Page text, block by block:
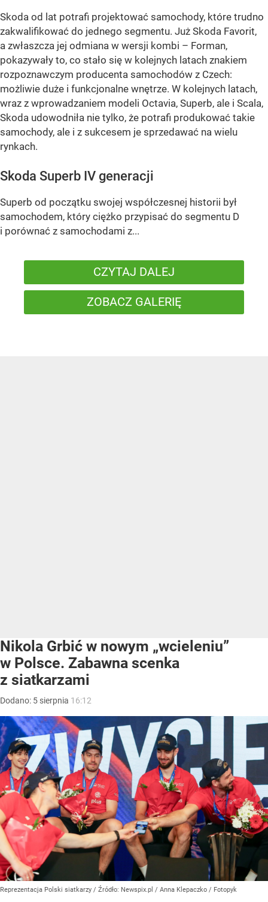
Skoda od lat potrafi projektować samochody, które trudno
zakwalifikować do jednego segmentu. Już Skoda Favorit,
a zwłaszcza jej odmiana w wersji kombi – Forman,
pokazywały to, co stało się w kolejnych latach znakiem
rozpoznawczym producenta samochodów z Czech:
możliwie duże i funkcjonalne wnętrze. W kolejnych latach,
wraz z wprowadzaniem modeli Octavia, Superb, ale i Scala,
Skoda udowodniła nie tylko, że potrafi produkować takie
samochody, ale i z sukcesem je sprzedawać na wielu
rynkach.
Skoda Superb IV generacji
Superb od początku swojej współczesnej historii był
samochodem, który ciężko przypisać do segmentu D
i porównać z samochodami z...
CZYTAJ DALEJ
ZOBACZ GALERIĘ
Nikola Grbić w nowym „wcieleniu”
w Polsce. Zabawna scenka
z siatkarzami
Dodano: 5 sierpnia 16:12
Reprezentacja Polski siatkarzy / Źródło: Newspix.pl / Anna Klepaczko / Fotopyk